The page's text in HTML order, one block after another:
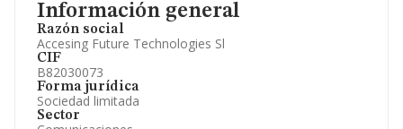
Información general
Razón social
Accesing Future Technologies Sl
CIF
B82030073
Forma jurídica
Sociedad limitada
Sector